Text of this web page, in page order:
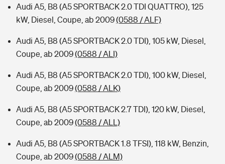
Audi A5, B8 (A5 SPORTBACK 2.0 TDI QUATTRO), 125
kW, Diesel, Coupe, ab 2009(0588 / ALF)
Audi A5, B8 (A5 SPORTBACK 2.0 TDI), 105 kW, Diesel,
Coupe, ab 2009(0588 / ALI)
Audi A5, B8 (A5 SPORTBACK 2.0 TDI), 100 kW, Diesel,
Coupe, ab 2009(0588 / ALK)
Audi A5, B8 (A5 SPORTBACK 2.7 TDI), 120 kW, Diesel,
Coupe, ab 2009(0588 / ALL)
Audi A5, B8 (A5 SPORTBACK 1.8 TFSI), 118 kW, Benzin,
Coupe, ab 2009(0588 / ALM)